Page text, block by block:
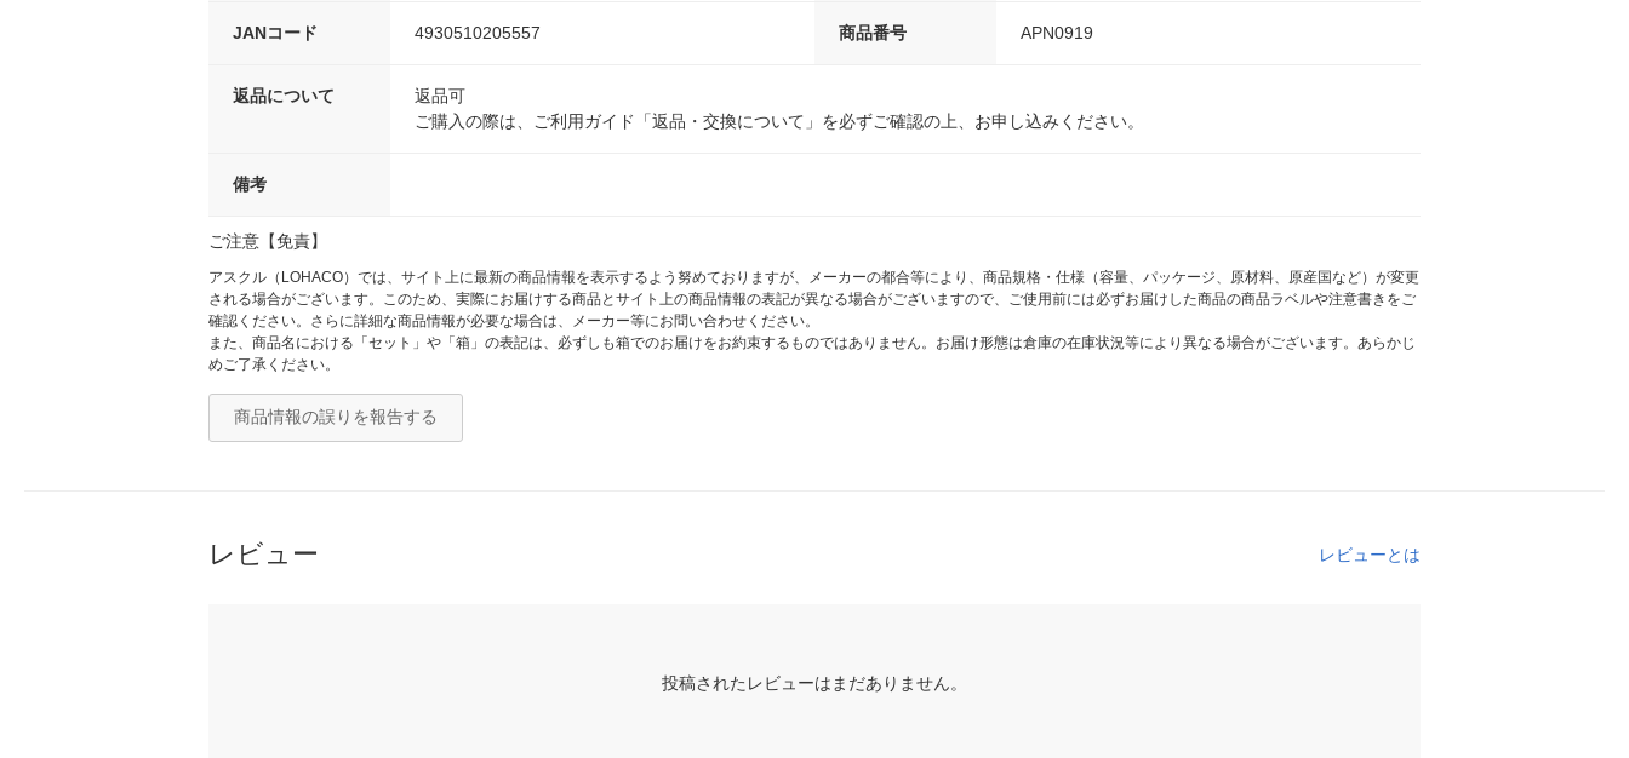
JANコード 4930510205557 商品番号 APN0919
返品について
返品可
ご購入の際は、ご利用ガイド「返品・交換について」を必ずご確認の上、お申し込みください。
備考
ご注意【免責】
アスクル（LOHACO）では、サイト上に最新の商品情報を表示するよう努めておりますが、メーカーの都合等により、商品規格・仕様（容量、パッケージ、原材料、原産国など）が変更
される場合がございます。このため、実際にお届けする商品とサイト上の商品情報の表記が異なる場合がございますので、ご使用前には必ずお届けした商品の商品ラベルや注意書きをご
確認ください。さらに詳細な商品情報が必要な場合は、メーカー等にお問い合わせください。
また、商品名における「セット」や「箱」の表記は、必ずしも箱でのお届けをお約束するものではありません。お届け形態は倉庫の在庫状況等により異なる場合がございます。あらかじ
めご了承ください。
商品情報の誤りを報告する
レビュー レビューとは
投稿されたレビューはまだありません。